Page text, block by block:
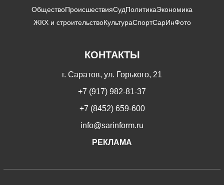
ОбществоПроисшествияСудПолитикаЭкономика
ЖКХ и строительствоКультураСпортСарИнФото
КОНТАКТЫ
г. Саратов, ул. Горького, 21
+7 (917) 982-81-37
+7 (8452) 659-600
info@sarinform.ru
РЕКЛАМА